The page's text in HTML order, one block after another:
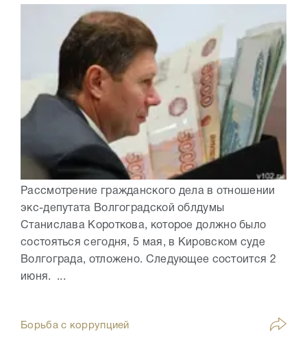
Рассмотрение гражданского дела в отношении
экс-депутата Волгоградской облдумы
Станислава Короткова, которое должно было
состояться сегодня, 5 мая, в Кировском суде
Волгограда, отложено. Следующее состоится 2
июня. ...
Борьба с коррупцией